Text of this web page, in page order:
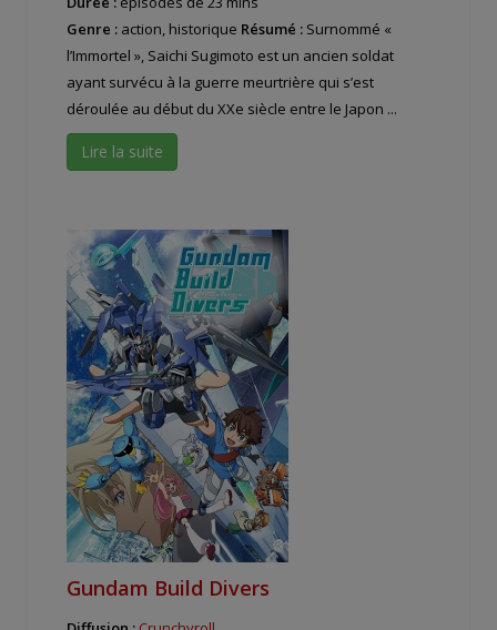
Genre : action, historique Résumé : Surnommé «
l’Immortel », Saichi Sugimoto est un ancien soldat
ayant survécu à la guerre meurtrière qui s’est
déroulée au début du XXe siècle entre le Japon ...
Lire la suite
Gundam Build Divers